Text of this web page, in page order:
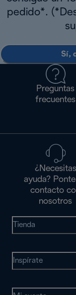
pedido*.
Sí,
Preguntas
frecuentes
¿Necesitas
ayuda?
contacto
nosotros
Tienda
Inspírate